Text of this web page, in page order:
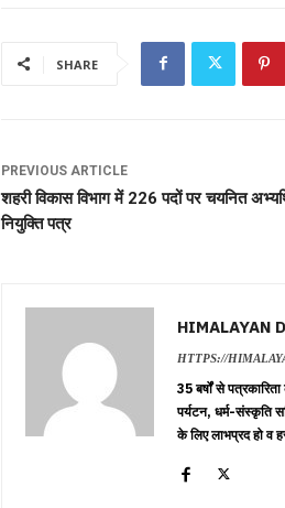
SHARE
PREVIOUS ARTICLE
शहरी विकास विभाग में 226 पदों पर चयनित
नियुक्ति पत्र
HIMALAYAN
HTTPS://
35 बर्षों से
पर्यटन, धर्म-संस्कृति
के लिए लाभप्रद हो व